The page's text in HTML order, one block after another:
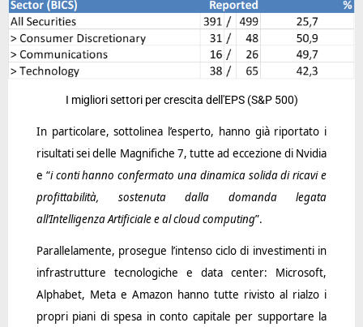
I migliori settori per crescita dell'EPS (S&P 500)
In particolare, sottolinea l’esperto, hanno già riportato i
risultati sei delle Magnifiche 7, tutte ad eccezione di Nvidia
e “i conti hanno confermato una dinamica solida di ricavi e
profittabilità, sostenuta dalla domanda legata
all’Intelligenza Artificiale e al cloud computing”.
Parallelamente, prosegue l’intenso ciclo di investimenti in
infrastrutture tecnologiche e data center: Microsoft,
Alphabet, Meta e Amazon hanno tutte rivisto al rialzo i
propri piani di spesa in conto capitale per supportare la